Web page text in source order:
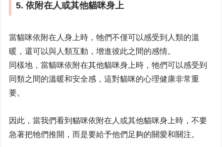
5. 依附在人或其他貓咪身上
當貓咪依附在人身上時，牠們不僅可以感受到人類的溫
暖，還可以與人類互動，增進彼此之間的感情。
同樣地，當貓咪依附在其他貓咪身上時，牠們可以感受到
同類之間的溫暖和安全感，這對貓咪的心理健康非常重
要。
因此，當我們看到貓咪依附在人或其他貓咪身上時，不要
急著把牠們推開，而是要給予他們足夠的關愛和關注。